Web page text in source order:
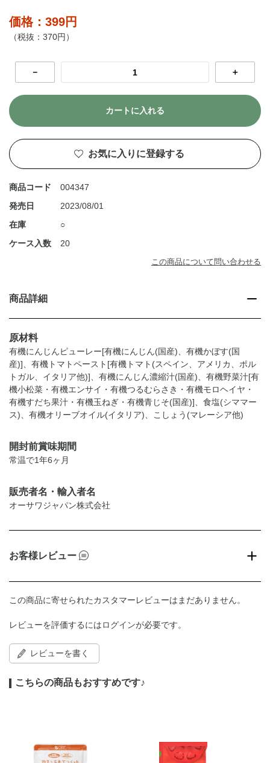
価格：399円
（税抜：370円）
－ ＋
カートに入れる
お気に入りに登録する
商品コード
004347
発売日
2023/08/01
在庫
○
ケース入数
20
この商品について問い合わせる
商品詳細
原材料
有機にんじんピューレー[有機にんじん(国産)、有機かぼす(国
産)]、有機トマトペースト[有機トマト(スペイン、アメリカ、ポル
トガル、イタリア他)]、有機にんじん濃縮汁(国産)、有機野菜汁[有
機小松菜・有機エンサイ・有機つるむらさき・有機モロヘイヤ・
有機すだち果汁・有機玉ねぎ・有機青じそ(国産)]、食塩(シママー
ス)、有機オリーブオイル(イタリア)、こしょう(マレーシア他)
開封前賞味期間
常温で1年6ヶ月
販売者名・輸入者名
オーサワジャパン株式会社
お客様レビュー
この商品に寄せられたカスタマーレビューはまだありません。
レビューを評価するにはログインが必要です。
レビューを書く
こちらの商品もおすすめです♪